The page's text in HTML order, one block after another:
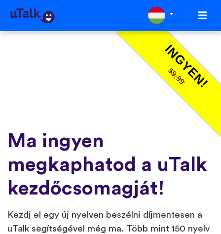
INGYEN!
$9.99
Ma ingyen
megkaphatod a uTalk
kezdőcsomagját!
Kezdj el egy új nyelven beszélni díjmentesen a
uTalk segítségével még ma. Több mint 150 nyelv